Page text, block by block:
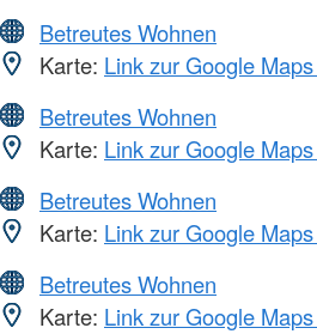
Betreutes Wohnen
Karte: Link zur Google
Betreutes Wohnen
Karte: Link zur Google
Betreutes Wohnen
Karte: Link zur Google
Betreutes Wohnen
Karte: Link zur Google